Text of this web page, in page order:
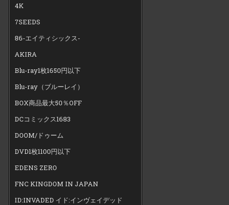
4K
7SEEDS
86-エイティシックス-
AKIRA
Blu-ray1枚1650円以下
Blu-ray（ブルーレイ）
BOX商品最大50％OFF
DCコミックス1683
DOOM/ドゥーム
DVD1枚1100円以下
EDENS ZERO
FNC KINGDOM IN JAPAN
ID:INVADED イド:インヴェイデッド